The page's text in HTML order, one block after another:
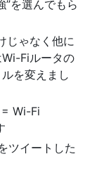
”を選んでもら
じゃなく他に
Fiルータの
を変えまし
= Wi-Fi
ツイートした